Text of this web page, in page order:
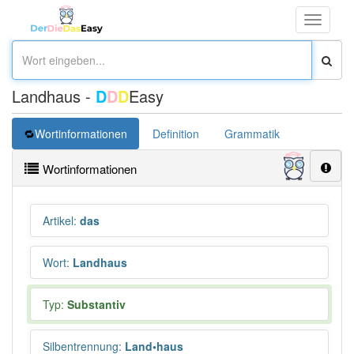
Toggle
Landhaus - DDDEasy
Wortinformationen Definition Grammatik
Wortinformationen
Artikel: das
Wort: Landhaus
Typ: Substantiv
Silbentrennung: Land•haus